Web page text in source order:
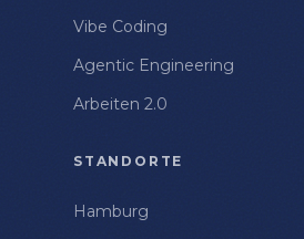
Vibe Coding
Agentic Engineering
Arbeiten 2.0
STANDORTE
Hamburg